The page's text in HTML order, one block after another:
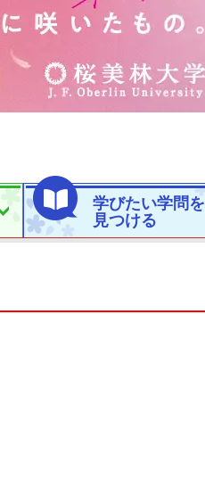
学びたい学問を
見つける